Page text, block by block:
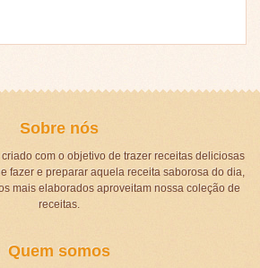
Sobre nós
com o objetivo de trazer receitas deliciosas
fazer e preparar aquela receita saborosa do dia,
mais elaborados aproveitam nossa coleção de
receitas.
Quem somos